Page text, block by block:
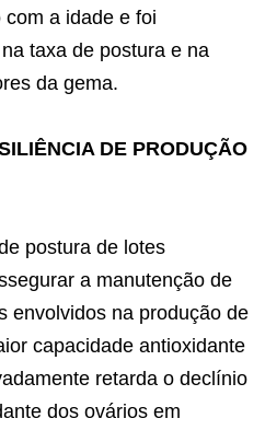
a idade e foi
taxa de postura e na
da gema.
DE PRODUÇÃO
postura de lotes
a manutenção de
envolvidos na produção de
capacidade antioxidante
retarda o declínio
dos ovários em